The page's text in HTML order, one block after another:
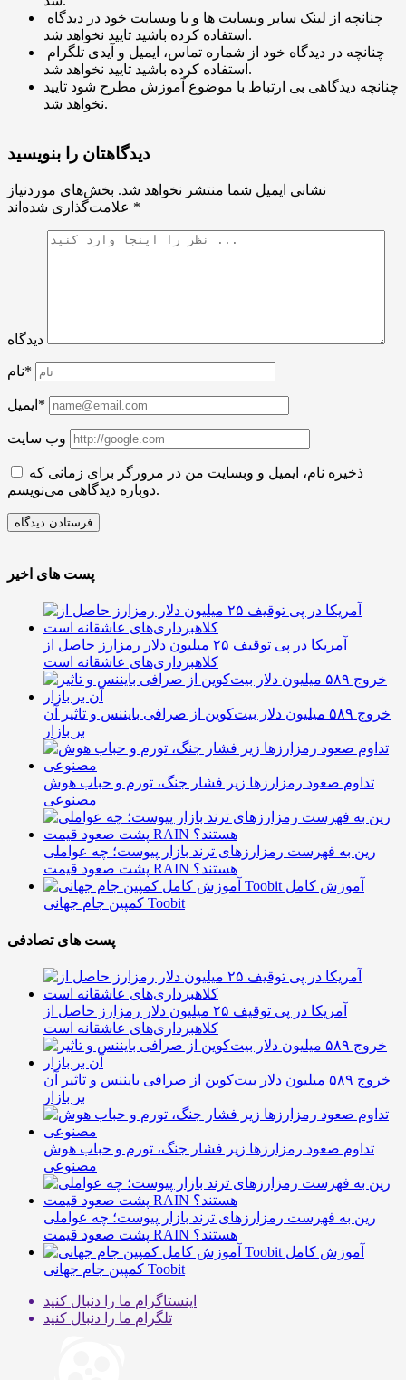
استفاده کرده باشید تایید نخواهد شد.
استفاده کرده باشید تایید نخواهد شد.
چنانچه دیدگاهی بی ارتباط با موضوع آموزش مطرح شود تایید
نخواهد شد.
دیدگاهتان را بنویسید
نشانی ایمیل شما منتشر نخواهد شد. بخش‌های موردنیاز
*
دیدگاه
نام*
ایمیل*
وب سایت
ذخیره نام، ایمیل و وبسایت من در مرورگر برای زمانی که
دوباره دیدگاهی می‌نویسم.
پست های اخیر
آمریکا در پی توقیف ۲۵ میلیون دلار رمزارز حاصل از
کلاهبرداری‌های عاشقانه است
خروج ۵۸۹ میلیون دلار بیت‌کوین از صرافی بایننس و تاثیر آن
بر بازار
تداوم صعود رمزارزها زیر فشار جنگ، تورم و حباب هوش
مصنوعی
رین به فهرست رمزارزهای ترند بازار پیوست؛ چه عواملی
پشت صعود قیمت RAIN هستند؟
آموزش کامل
کمپین جام جهانی Toobit
پست های تصادفی
آمریکا در پی توقیف ۲۵ میلیون دلار رمزارز حاصل از
کلاهبرداری‌های عاشقانه است
خروج ۵۸۹ میلیون دلار بیت‌کوین از صرافی بایننس و تاثیر آن
بر بازار
تداوم صعود رمزارزها زیر فشار جنگ، تورم و حباب هوش
مصنوعی
رین به فهرست رمزارزهای ترند بازار پیوست؛ چه عواملی
پشت صعود قیمت RAIN هستند؟
آموزش کامل
کمپین جام جهانی Toobit
اینستاگرام ما را دنبال کنید
تلگرام ما را دنبال کنید